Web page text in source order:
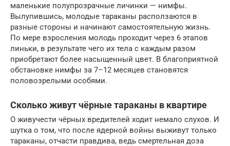
маленькие полупрозрачные личинки — нимфы.
Вылупившись, молодые тараканы расползаются в
разные стороны и начинают самостоятельную жизнь.
По мере взросления молодь проходит через 6 этапов
линьки, в результате чего их тела с каждым разом
приобретают более насыщенный цвет. В благоприятной
обстановке нимфы за 7–12 месяцев становятся
половозрелыми особями.
Сколько живут чёрные тараканы в квартире
О живучести чёрных вредителей ходит немало слухов. И
шутка о том, что после ядерной войны выживут только
тараканы, отчасти правдива, ведь смертельная доза